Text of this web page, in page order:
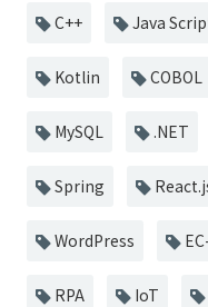
C++ Java
Kotlin COBOL
MySQL .NET
Spring
WordPress
RPA IoT